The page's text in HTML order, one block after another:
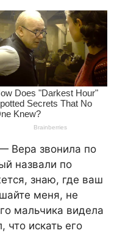
Вера звонила по
назвали по
знаю, где ваш
меня, не
мальчика видела
что искать его